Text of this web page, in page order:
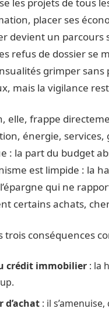
placer ses
devient un parcours
refus de dossier se
grimper
mais la vigilance
elle, frappe
énergie, services,
: la part du budget
est limpide : la
qui ne
certains achats,
trois conséquences
crédit immobilier : la
d’achat : il